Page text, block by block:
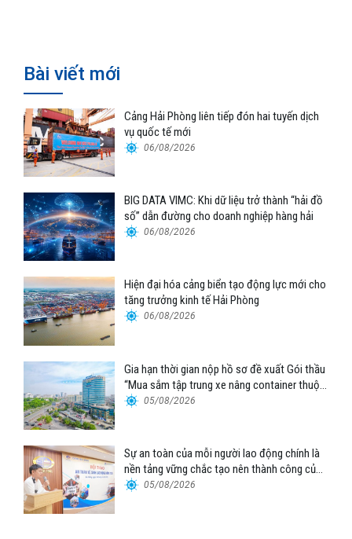
Bài viết mới
Cảng Hải Phòng liên tiếp đón hai tuyến dịch
vụ quốc tế mới
06/08/2026
BIG DATA VIMC: Khi dữ liệu trở thành “hải đồ
số” dẫn đường cho doanh nghiệp hàng hải
06/08/2026
Hiện đại hóa cảng biển tạo động lực mới cho
tăng trưởng kinh tế Hải Phòng
06/08/2026
Gia hạn thời gian nộp hồ sơ đề xuất Gói thầu
“Mua sắm tập trung xe nâng container thuộc
Tổng công ty Hàng hải Việt Nam – CTCP”
05/08/2026
Sự an toàn của mỗi người lao động chính là
nền tảng vững chắc tạo nên thành công của
Cảng Đà Nẵng
05/08/2026